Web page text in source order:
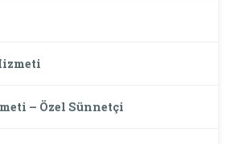
– Özel Sünnetçi